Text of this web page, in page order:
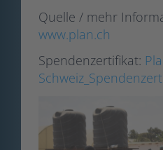
Quelle / mehr
www.plan.ch
Spendenzertifikat: